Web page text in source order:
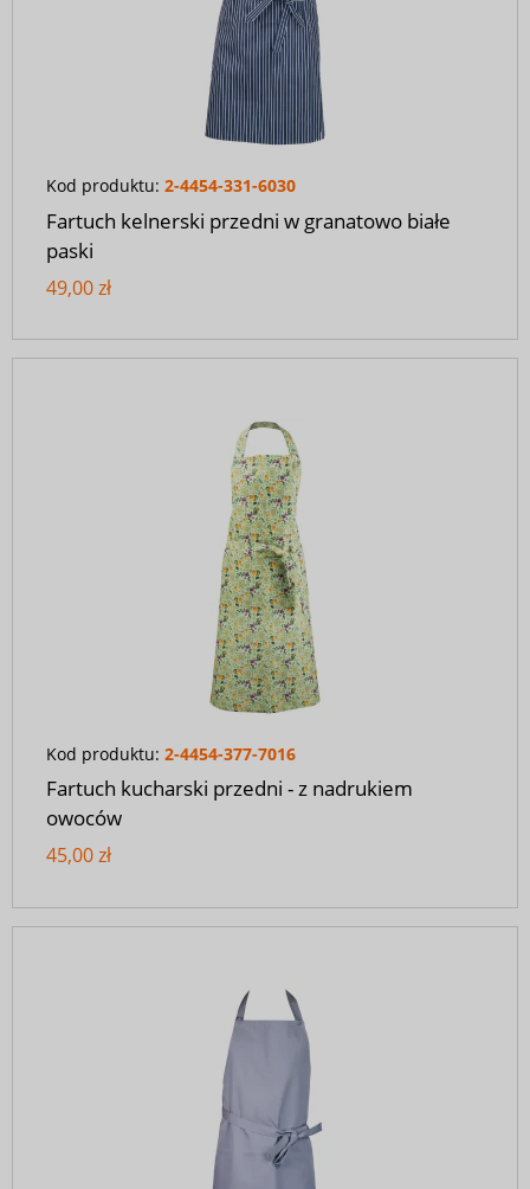
Kod produktu: 2-4454-331-6030
Fartuch kelnerski przedni w granatowo białe
paski
49,00 zł
Kod produktu: 2-4454-377-7016
Fartuch kucharski przedni - z nadrukiem
owoców
45,00 zł